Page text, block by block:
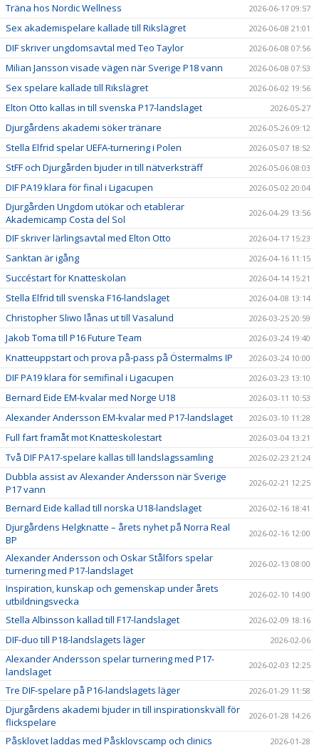
Träna hos Nordic Wellness 2026-06-17 09:57
Sex akademispelare kallade till Rikslägret 2026-06-08 21:01
DIF skriver ungdomsavtal med Teo Taylor 2026-06-08 07:56
Milian Jansson visade vägen när Sverige P18 vann 2026-06-08 07:53
Sex spelare kallade till Rikslägret 2026-06-02 19:56
Elton Otto kallas in till svenska P17-landslaget 2026-05-27
Djurgårdens akademi söker tränare 2026-05-26 09:12
Stella Elfrid spelar UEFA-turnering i Polen 2026-05-07 18:52
StFF och Djurgården bjuder in till nätverksträff 2026-05-06 08:03
DIF PA19 klara för final i Ligacupen 2026-05-02 20:04
Djurgården Ungdom utökar och etablerar
Akademicamp Costa del Sol
2026-04-29 13:56
DIF skriver lärlingsavtal med Elton Otto 2026-04-17 15:23
Sanktan är igång 2026-04-16 11:15
Succéstart för Knatteskolan 2026-04-14 15:21
Stella Elfrid till svenska F16-landslaget 2026-04-08 13:14
Christopher Sliwo lånas ut till Vasalund 2026-03-25 20:59
Jakob Toma till P16 Future Team 2026-03-24 19:40
Knatteuppstart och prova på-pass på Östermalms IP 2026-03-24 10:00
DIF PA19 klara för semifinal i Ligacupen 2026-03-23 13:10
Bernard Eide EM-kvalar med Norge U18 2026-03-11 10:53
Alexander Andersson EM-kvalar med P17-landslaget 2026-03-10 11:28
Full fart framåt mot Knatteskolestart 2026-03-04 13:21
Två DIF PA17-spelare kallas till landslagssamling 2026-02-23 21:24
Dubbla assist av Alexander Andersson när Sverige
P17 vann
2026-02-21 12:25
Bernard Eide kallad till norska U18-landslaget 2026-02-16 18:41
Djurgårdens Helgknatte – årets nyhet på Norra Real
BP
2026-02-16 12:00
Alexander Andersson och Oskar Stålfors spelar
turnering med P17-landslaget
2026-02-13 08:00
Inspiration, kunskap och gemenskap under årets
utbildningsvecka
2026-02-10 14:00
Stella Albinsson kallad till F17-landslaget 2026-02-09 18:16
DIF-duo till P18-landslagets läger 2026-02-06
Alexander Andersson spelar turnering med P17-
landslaget
2026-02-03 12:25
Tre DIF-spelare på P16-landslagets läger 2026-01-29 11:58
Djurgårdens akademi bjuder in till inspirationskväll för
flickspelare
2026-01-28 14:26
Påsklovet laddas med Påsklovscamp och clinics 2026-01-28